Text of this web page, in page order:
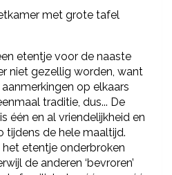
met grote tafel
etentje voor de naaste
niet gezellig worden, want
op elkaars
traditie, dus... De
één en al vriendelijkheid en
de hele maaltijd.
etentje onderbroken
de anderen ‘bevroren’